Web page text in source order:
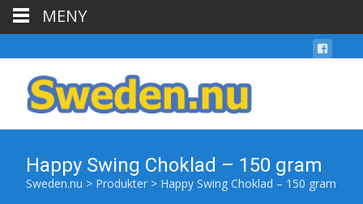
Happy Swing Choklad – 150 gram
Sweden.nu > Produkter > Happy Swing Choklad – 150 gram
MENY